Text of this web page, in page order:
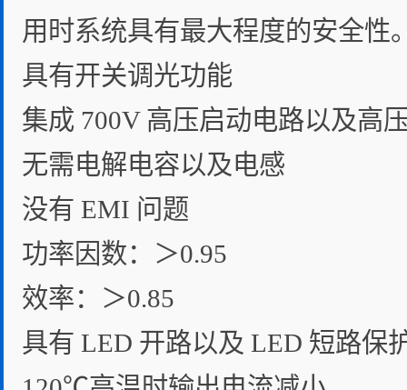
用时系统具有最大程度的安全性
具有开关调光功能
集成 700V 高压启动电路以及高
无需电解电容以及电感
没有 EMI 问题
功率因数：＞0.95
效率：＞0.85
具有 LED 开路以及 LED 短路保